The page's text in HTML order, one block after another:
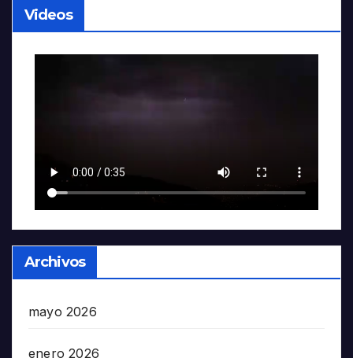
Videos
Archivos
mayo 2026
enero 2026